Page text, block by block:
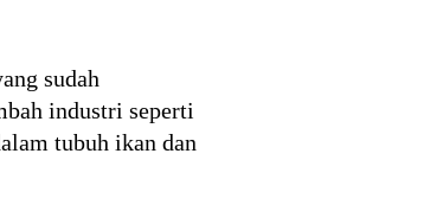
sudah
industri seperti
tubuh ikan dan